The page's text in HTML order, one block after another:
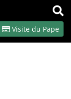
OK
Visite du Pape